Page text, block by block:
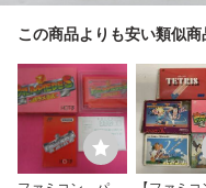
この商品よりも安い類似商